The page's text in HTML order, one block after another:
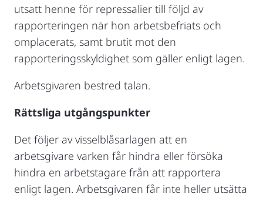
utsatt henne för repressalier till följd av
rapporteringen när hon arbetsbefriats och
omplacerats, samt brutit mot den
rapporteringsskyldighet som gäller enligt lagen.
Arbetsgivaren bestred talan.
Rättsliga utgångspunkter
Det följer av visselblåsarlagen att en
arbetsgivare varken får hindra eller försöka
hindra en arbetstagare från att rapportera
enligt lagen. Arbetsgivaren får inte heller utsätta